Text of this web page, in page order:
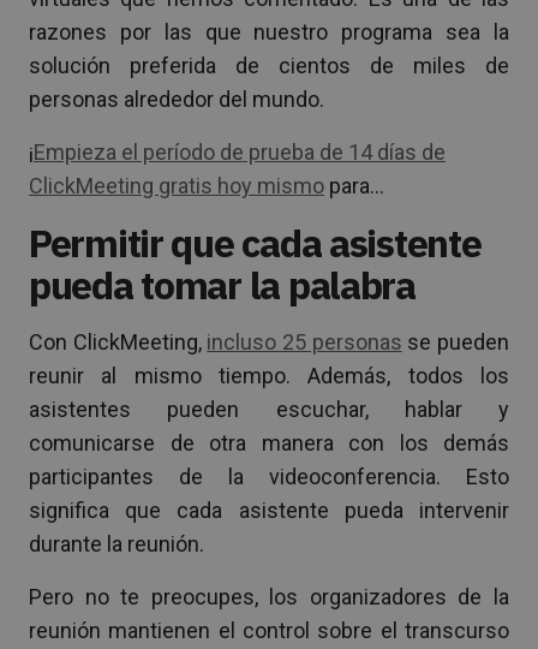
razones por las que nuestro programa sea la
solución preferida de cientos de miles de
personas alrededor del mundo.
¡Empieza el período de prueba de 14 días de
ClickMeeting gratis hoy mismo para…
Permitir que cada asistente
pueda tomar la palabra
Con ClickMeeting, incluso 25 personas se pueden
reunir al mismo tiempo. Además, todos los
asistentes pueden escuchar, hablar y
comunicarse de otra manera con los demás
participantes de la videoconferencia. Esto
significa que cada asistente pueda intervenir
durante la reunión.
Pero no te preocupes, los organizadores de la
reunión mantienen el control sobre el transcurso